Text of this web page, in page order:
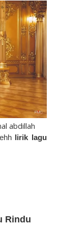
abdillah
lirik lagu
Rindu